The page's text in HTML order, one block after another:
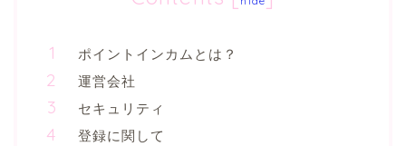
ポイントインカムとは？
運営会社
セキュリティ
登録に関して